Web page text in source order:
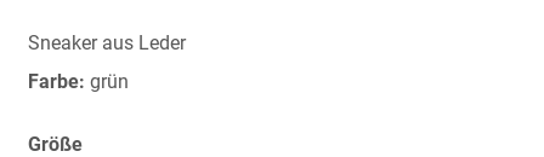
springen
Sneaker aus Leder
Farbe: grün
Größe